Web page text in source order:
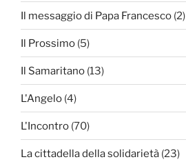
Il messaggio di Papa Francesco (2)
Il Prossimo (5)
Il Samaritano (13)
L'Angelo (4)
L'Incontro (70)
La cittadella della solidarietà (23)